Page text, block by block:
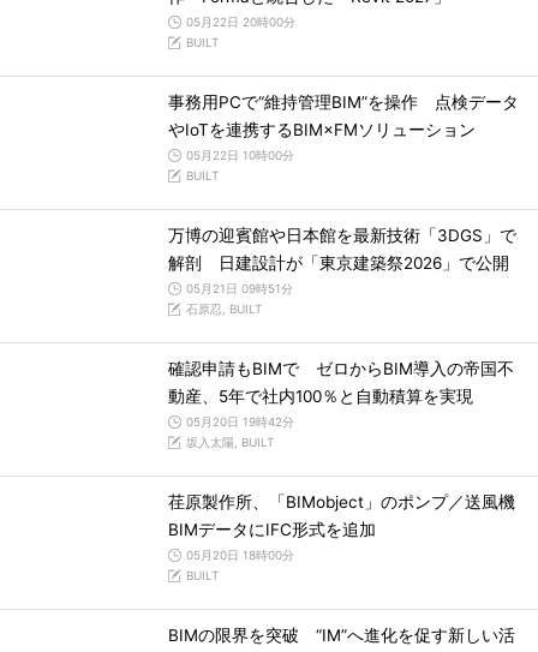
05月22日 20時00分
BUILT
事務用PCで“維持管理BIM”を操作 点検データ
やIoTを連携するBIM×FMソリューション
05月22日 10時00分
BUILT
万博の迎賓館や日本館を最新技術「3DGS」で
解剖 日建設計が「東京建築祭2026」で公開
05月21日 09時51分
石原忍, BUILT
確認申請もBIMで ゼロからBIM導入の帝国不
動産、5年で社内100％と自動積算を実現
05月20日 19時42分
坂入太陽, BUILT
荏原製作所、「BIMobject」のポンプ／送風機
BIMデータにIFC形式を追加
05月20日 18時00分
BUILT
BIMの限界を突破 “IM”へ進化を促す新しい活